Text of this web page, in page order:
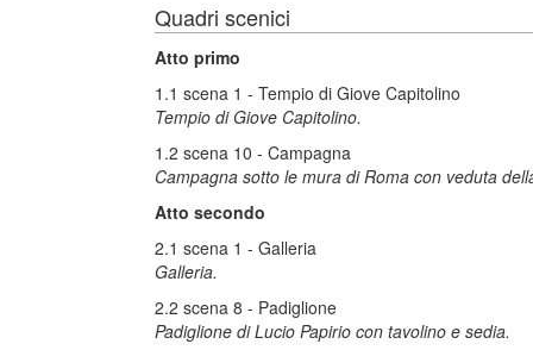
Quadri scenici
Atto primo
1.1 scena 1 - Tempio di Giove Capitolino
Tempio di Giove Capitolino.
1.2 scena 10 - Campagna
Campagna sotto le mura di Roma con veduta
Atto secondo
2.1 scena 1 - Galleria
Galleria.
2.2 scena 8 - Padiglione
Padiglione di Lucio Papirio con tavolino e sedia.